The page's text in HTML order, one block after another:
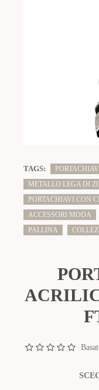
TAGS:
METALLO LEGA DI
PORTACHIAVI CON
ACCESSORI MODA
PALLINA